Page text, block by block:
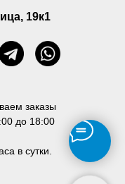
заказы
до 18:00
в сутки.
19к1